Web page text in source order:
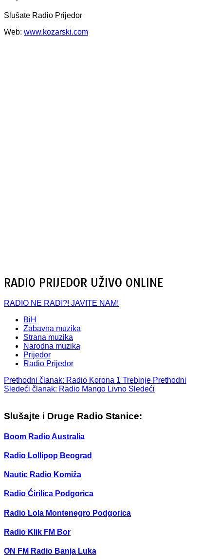
Slušate Radio Prijedor
Web: www.kozarski.com
RADIO PRIJEDOR UŽIVO ONLINE
RADIO NE RADI?! JAVITE NAM!
BiH
Zabavna muzika
Strana muzika
Narodna muzika
Prijedor
Radio Prijedor
Prethodni članak: Radio Korona 1 Trebinje Prethodni
Sledeći članak: Radio Mango Livno Sledeći
Slušajte i Druge Radio Stanice:
Boom Radio Australia
Radio Lollipop Beograd
Nautic Radio Komiža
Radio Ćirilica Podgorica
Radio Lola Montenegro Podgorica
Radio Klik FM Bor
ON FM Radio Banja Luka